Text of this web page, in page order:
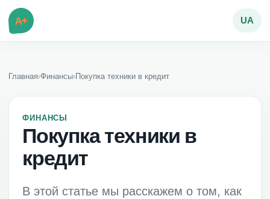
A+ UA
Главная›Финансы›Покупка техники в кредит
ФИНАНСЫ
Покупка техники в
кредит
В этой статье мы расскажем о том, как